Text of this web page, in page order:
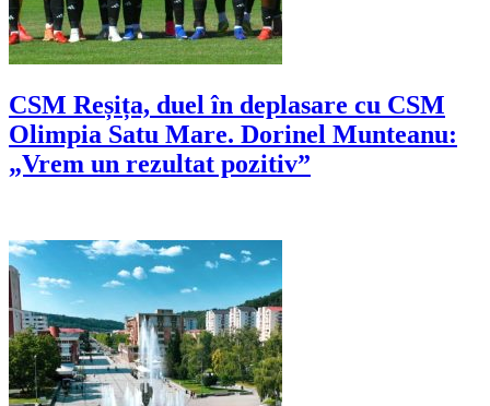
CSM Reșița, duel în deplasare cu CSM
Olimpia Satu Mare. Dorinel Munteanu:
„Vrem un rezultat pozitiv”